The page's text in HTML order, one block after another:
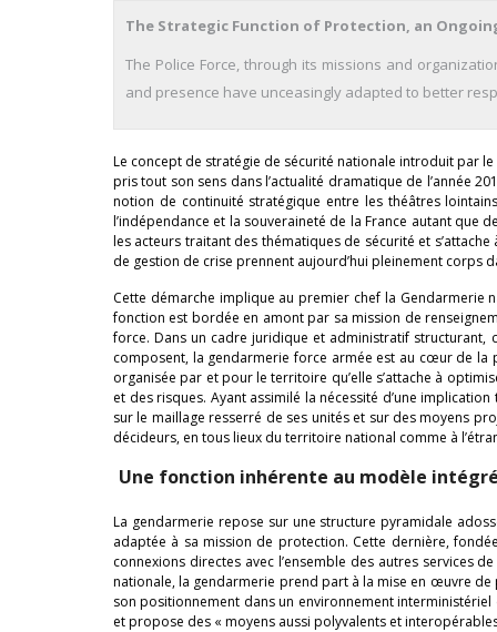
The Strategic Function of Protection, an
The Police Force, through its missions and
and presence have unceasingly adapted to better
Le concept de stratégie de sécurité nationale introduit par le
pris tout son sens dans l’actualité dramatique de l’année
notion de continuité stratégique entre les théâtres
l’indépendance et la souveraineté de la France autant
les acteurs traitant des thématiques de sécurité et
de gestion de crise prennent aujourd’hui pleinement corps
Cette démarche implique au premier chef la
fonction est bordée en amont par sa mission de
force. Dans un cadre juridique et administratif
composent, la gendarmerie force armée est au cœur de la
organisée par et pour le territoire qu’elle s’attache à
et des risques. Ayant assimilé la nécessité d’une
sur le maillage resserré de ses unités et sur des moyens
décideurs, en tous lieux du territoire national comme à
Une fonction inhérente au modèle
La gendarmerie repose sur une structure pyramidale
adaptée à sa mission de protection. Cette dernière,
connexions directes avec l’ensemble des autres services
nationale, la gendarmerie prend part à la mise en œuvre
son positionnement dans un environnement
et propose des « moyens aussi polyvalents et